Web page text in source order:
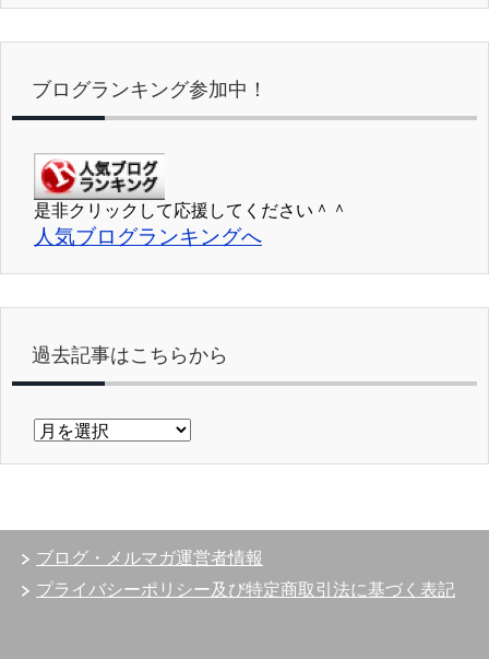
ブログランキング参加中！
是非クリックして応援してください＾＾
人気ブログランキングへ
過去記事はこちらから
過
ち
ら
ブログ・メルマガ運営者情報
プライバシーポリシー及び特定商取引法に基づく表記